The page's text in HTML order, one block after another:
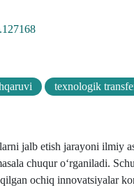
texnologik
jalb etish jarayoni ilmiy
chuqur o‘rganiladi.
ochiq innovatsiyalar